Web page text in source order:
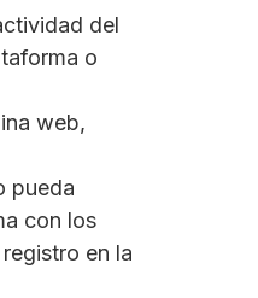
del
o
web,
pueda
con los
en la